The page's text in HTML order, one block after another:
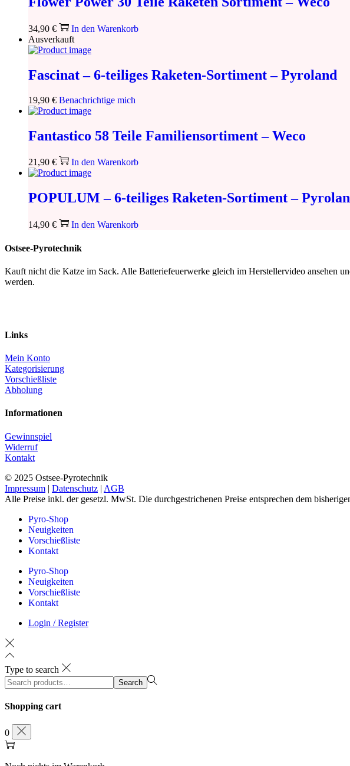
34,90 €
In den Warenkorb
Ausverkauft
Fascinat – 6-teiliges Raketen-Sortiment – Pyroland
19,90 € Benachrichtige mich
Fantastico 58 Teile Familiensortiment – Weco
21,90 € In den Warenkorb
POPULUM – 6-teiliges Raketen-Sortiment –
14,90 € In den Warenkorb
Ostsee-Pyrotechnik
Kauft nicht die Katze im Sack. Alle Batteriefeuerwerke gleich im Herstellervideo ansehen
werden.
Links
Mein Konto
Kategorisierung
Vorschießliste
Abholung
Informationen
Gewinnspiel
Widerruf
Kontakt
© 2025 Ostsee-Pyrotechnik
Impressum | Datenschutz | AGB
Alle Preise inkl. der gesetzl. MwSt. Die durchgestrichenen Preise entsprechen dem
Pyro-Shop
Neuigkeiten
Vorschießliste
Kontakt
Pyro-Shop
Neuigkeiten
Vorschießliste
Kontakt
Login / Register
Type to search
Search
for:>
Search
Shopping cart
0